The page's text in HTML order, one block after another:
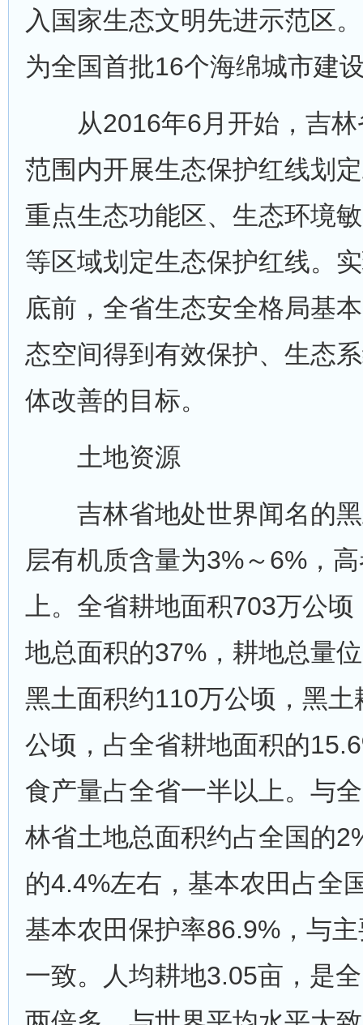
入国家生态文明先进示范区
为全国首批16个海绵城市建
从2016年6月开始，吉林
范围内开展生态保护红线划
重点生态功能区、生态环境
等区域划定生态保护红线。
底前，全省生态安全格局基
态空间得到有效保护、生态
体改善的目标。
土地资源
吉林省地处世界闻名的黑
层有机质含量为3%～6%，
上。全省耕地面积703万公
地总面积的37%，耕地总量
黑土面积约110万公顷，黑
公顷，占全省耕地面积的
食产量占全省一半以上。与
林省土地总面积约占全国的
的4.4%左右，基本农田占全
基本农田保护率86.9%，与
一致。人均耕地3.05亩，是